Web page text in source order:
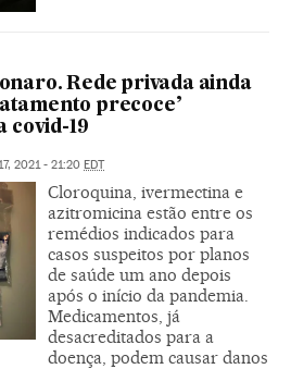
Rede privada ainda
precoce’
covid-19
2021 - 21:20 EDT
Cloroquina, ivermectina e
azitromicina estão entre os
remédios indicados para
casos suspeitos por planos
de saúde um ano depois
após o início da pandemia.
Medicamentos, já
desacreditados para a
doença, podem causar danos